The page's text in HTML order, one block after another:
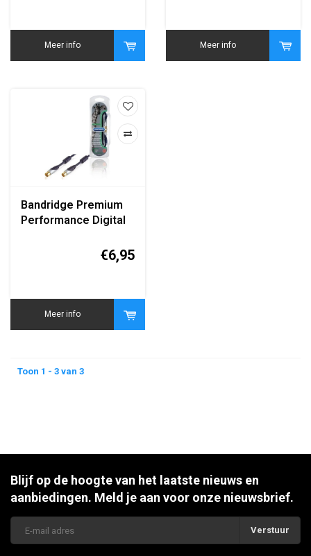
Meer info Meer info
Bandridge Premium
Performance Digital
€6,95
Meer info
Toon 1 - 3 van 3
Blijf op de hoogte van het laatste nieuws en
aanbiedingen. Meld je aan voor onze nieuwsbrief.
Verstuur